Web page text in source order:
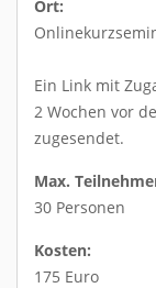
Ort:
Ein Link mit
2 Wochen vor
zugesendet.
Max.
30 Personen
Kosten:
175 Euro